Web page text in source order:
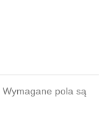
Wymagane pola są